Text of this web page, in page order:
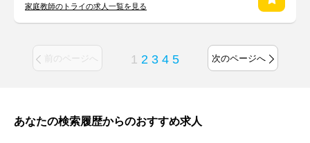
家庭教師のトライの求人一覧を見る
前のページへ 1 2 3 4 5 次のページへ
あなたの検索履歴からのおすすめ求人